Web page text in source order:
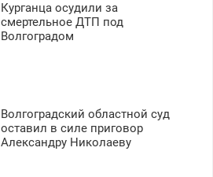
Курганца осудили за
смертельное ДТП под
Волгоградом
Волгоградский областной суд
оставил в силе приговор
Александру Николаеву